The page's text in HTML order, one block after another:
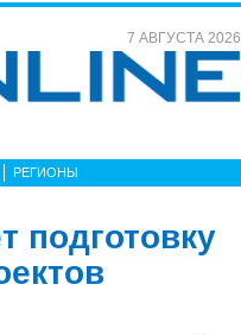
7 АВГУСТА 2026
РЕГИОНЫ
подготовку